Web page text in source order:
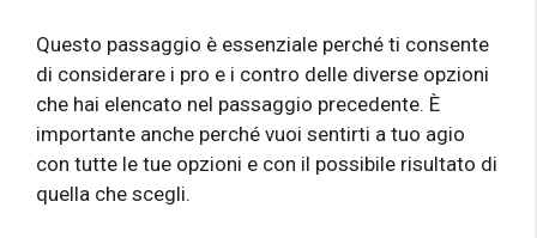
Questo passaggio è essenziale perché ti consente
di considerare i pro e i contro delle diverse opzioni
che hai elencato nel passaggio precedente. È
importante anche perché vuoi sentirti a tuo agio
con tutte le tue opzioni e con il possibile risultato di
quella che scegli.